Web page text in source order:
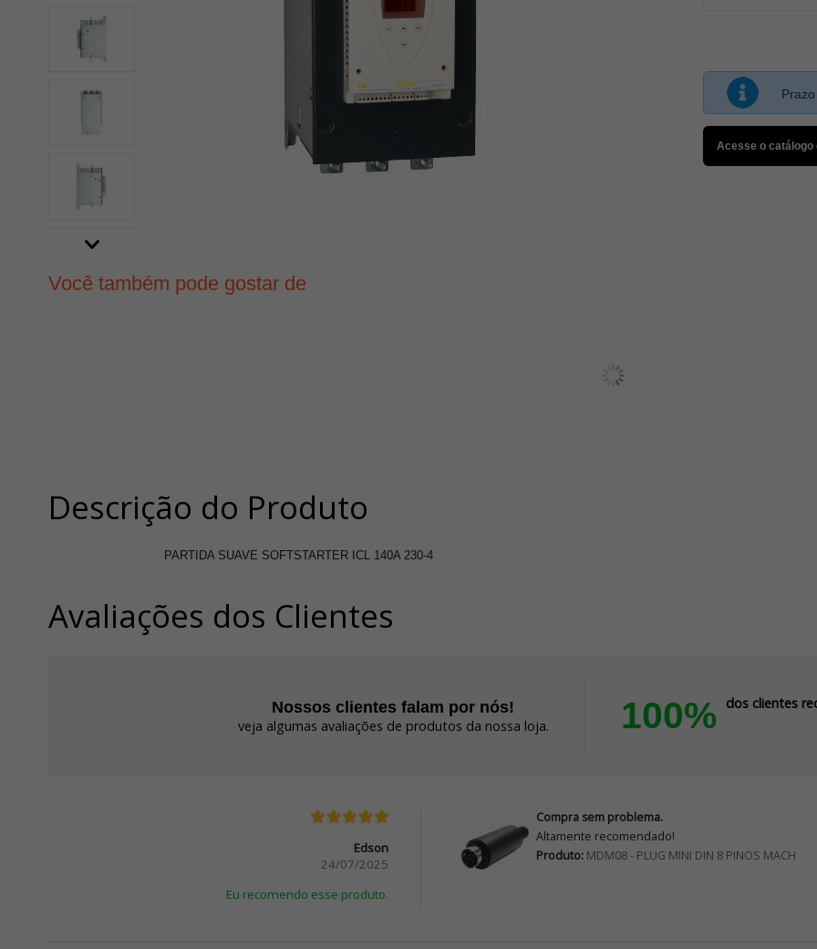
Acesse o catálogo
Você também pode gostar de
Descrição do Produto
PARTIDA SUAVE SOFTSTARTER ICL 140A 230-4
Avaliações dos Clientes
Nossos clientes falam por nós!
veja algumas avaliações de produtos da nossa loja. 100% dos clientes
Edson
24/07/2025
Eu recomendo esse produto.
Compra sem problema.
Altamente recomendado!
Produto:MDM08 - PLUG MINI DIN 8 PINOS MACH